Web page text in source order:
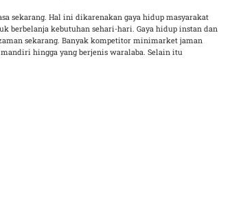
sekarang. Hal ini dikarenakan gaya hidup masyarakat
kebutuhan sehari-hari. Gaya hidup instan dan
sekarang. Banyak kompetitor minimarket jaman
hingga yang berjenis waralaba. Selain itu